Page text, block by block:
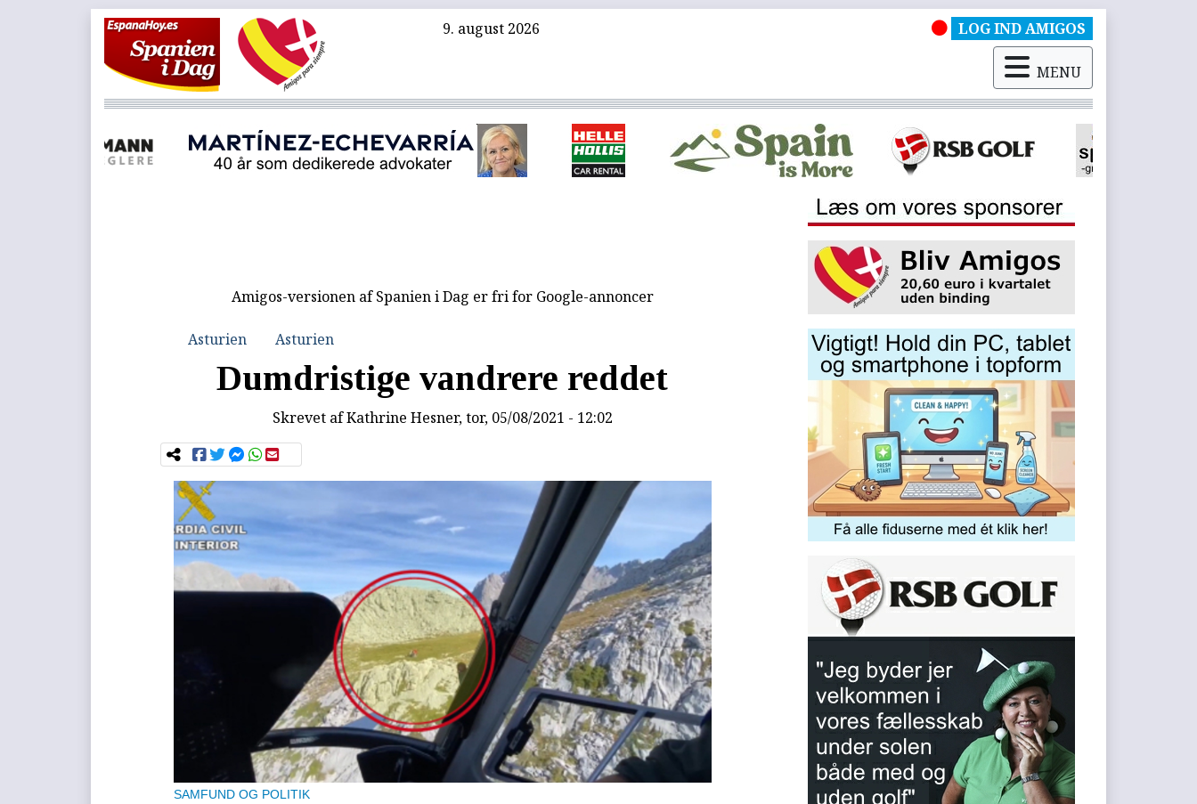
9. august 2026 LOG IND AMIGOS
MENU
Amigos-versionen af Spanien i Dag er fri for Google-annoncer
Asturien Asturien
Dumdristige vandrere reddet
Skrevet afKathrine Hesner, tor, 05/08/2021 - 12:02
SAMFUND OG POLITIK